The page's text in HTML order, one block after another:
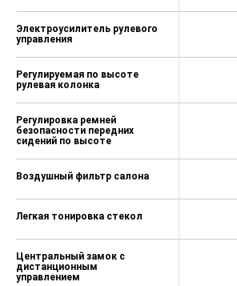
Электроусилитель рулевого
управления
Регулируемая по высоте
рулевая колонка
Регулировка ремней
безопасности передних
сидений по высоте
Воздушный фильтр салона
Легкая тонировка стекол
Центральный замок с
дистанционным
управлением